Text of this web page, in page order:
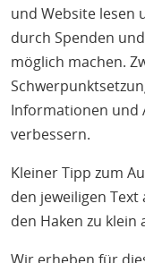
und Website lesen
durch Spenden
möglich machen.
Informationen und
verbessern.
Kleiner Tipp zum
den jeweiligen
den Haken zu klein